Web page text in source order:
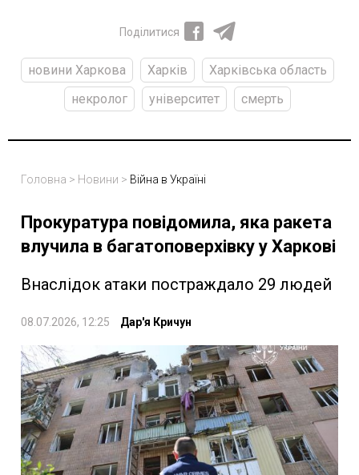
Поділитися
новини Харкова Харків
Харківська область
некролог
університет смерть
Головна > Новини > Війна в Україні
Прокуратура повідомила, яка ракета
влучила в багатоповерхівку у Харкові
Внаслідок атаки постраждало 29 людей
08.07.2026, 12:25 Дар'я Кричун